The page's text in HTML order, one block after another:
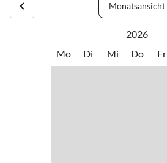
Monatsansicht
2026
Mo
Di Mi Do Fr